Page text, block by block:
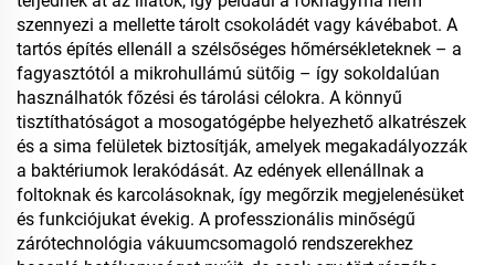
szennyezi a mellette tárolt csokoládét vagy kávébabot. A
tartós építés ellenáll a szélsőséges hőmérsékleteknek – a
fagyasztótól a mikrohullámú sütőig – így sokoldalúan
használhatók főzési és tárolási célokra. A könnyű
tisztíthatóságot a mosogatógépbe helyezhető alkatrészek
és a sima felületek biztosítják, amelyek megakadályozzák
a baktériumok lerakódását. Az edények ellenállnak a
foltoknak és karcolásoknak, így megőrzik megjelenésüket
és funkciójukat évekig. A professzionális minőségű
zárótechnológia vákuumcsomagoló rendszerekhez